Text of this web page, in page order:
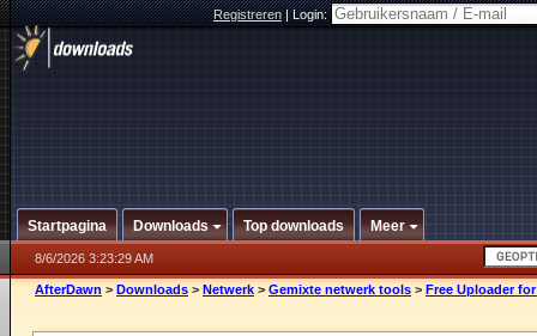
Registreren|Login:
Startpagina Downloads Top downloads Meer
8/6/2026 3:23:29 AM
AfterDawn > Downloads > Netwerk > Gemixte netwerk tools > Free Uploader